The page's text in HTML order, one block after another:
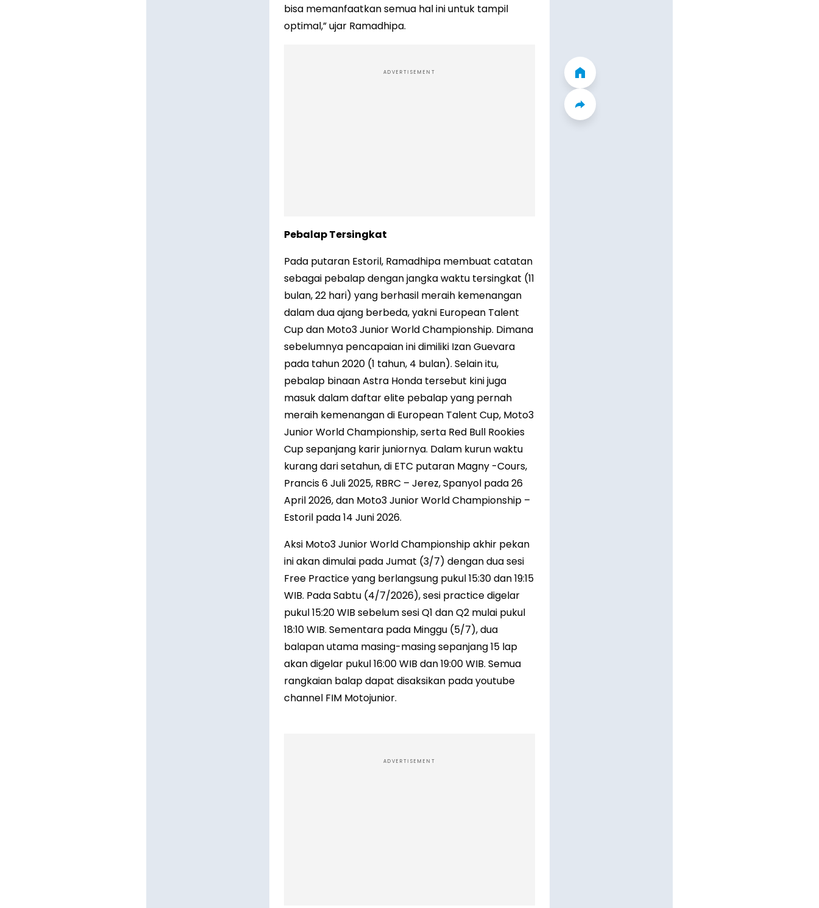
bisa memanfaatkan semua hal ini untuk tampil
optimal,” ujar Ramadhipa.
ADVERTISEMENT
Pebalap Tersingkat
Pada putaran Estoril, Ramadhipa membuat catatan
sebagai pebalap dengan jangka waktu tersingkat (11
bulan, 22 hari) yang berhasil meraih kemenangan
dalam dua ajang berbeda, yakni European Talent
Cup dan Moto3 Junior World Championship. Dimana
sebelumnya pencapaian ini dimiliki Izan Guevara
pada tahun 2020 (1 tahun, 4 bulan). Selain itu,
pebalap binaan Astra Honda tersebut kini juga
masuk dalam daftar elite pebalap yang pernah
meraih kemenangan di European Talent Cup, Moto3
Junior World Championship, serta Red Bull Rookies
Cup sepanjang karir juniornya. Dalam kurun waktu
kurang dari setahun, di ETC putaran Magny -Cours,
Prancis 6 Juli 2025, RBRC – Jerez, Spanyol pada 26
April 2026, dan Moto3 Junior World Championship –
Estoril pada 14 Juni 2026.
Aksi Moto3 Junior World Championship akhir pekan
ini akan dimulai pada Jumat (3/7) dengan dua sesi
Free Practice yang berlangsung pukul 15:30 dan 19:15
WIB. Pada Sabtu (4/7/2026), sesi practice digelar
pukul 15:20 WIB sebelum sesi Q1 dan Q2 mulai pukul
18:10 WIB. Sementara pada Minggu (5/7), dua
balapan utama masing-masing sepanjang 15 lap
akan digelar pukul 16:00 WIB dan 19:00 WIB. Semua
rangkaian balap dapat disaksikan pada youtube
channel FIM Motojunior.
ADVERTISEMENT